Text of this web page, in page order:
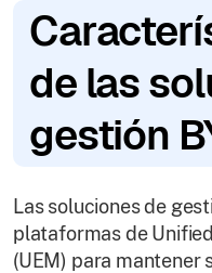
de las
gestión
Las soluciones de
plataformas de
(UEM) para mantener